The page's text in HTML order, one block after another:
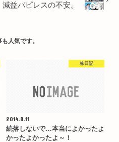
減益パピレスの不安。
人気です。
株日記
2014.8.11
続落しないで…本当によかったよ
かったよかったよ～！